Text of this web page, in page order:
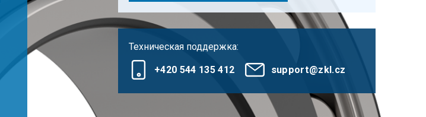
Техническая поддержка:
+420 544 135 412 support@zkl.cz